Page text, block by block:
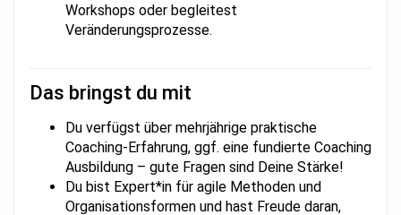
Workshops oder begleitest
Veränderungsprozesse.
Das bringst du mit
Du verfügst über mehrjährige praktische
Coaching-Erfahrung, ggf. eine fundierte Coaching
Ausbildung – gute Fragen sind Deine Stärke!
Du bist Expert*in für agile Methoden und
Organisationsformen und hast Freude daran,